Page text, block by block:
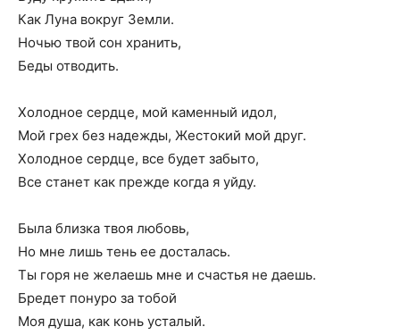
Как Луна вокруг Земли.
Ночью твой сон хранить,
Беды отводить.
Холодное сердце, мой каменный идол,
Мой грех без надежды, Жестокий мой друг.
Холодное сердце, все будет забыто,
Все станет как прежде когда я уйду.
Была близка твоя любовь,
Но мне лишь тень ее досталась.
Ты горя не желаешь мне и счастья не даешь.
Бредет понуро за тобой
Моя душа, как конь усталый.